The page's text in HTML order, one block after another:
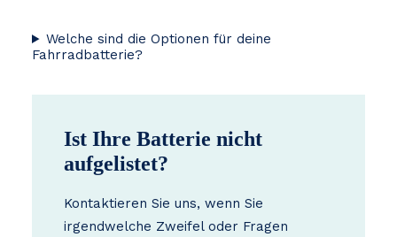
Welche sind die Optionen für deine
Fahrradbatterie?
Ist Ihre Batterie nicht
aufgelistet?
Kontaktieren Sie uns, wenn Sie
irgendwelche Zweifel oder Fragen